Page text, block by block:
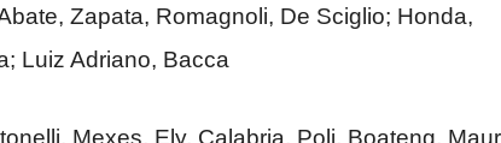
Zapata, Romagnoli, De Sciglio; Honda,
Luiz Adriano, Bacca
Mexes, Ely, Calabria, Poli, Boateng,